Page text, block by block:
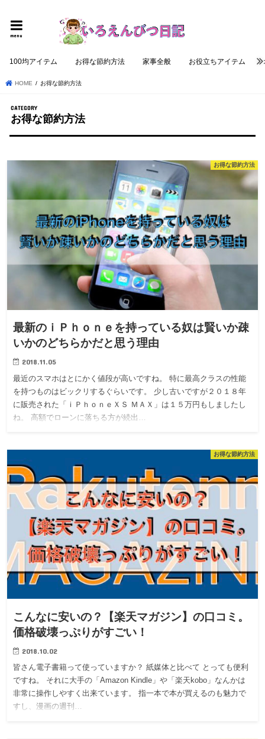
menu
100均アイテム お得な節約方法 家事全般 お役立ちアイテム
HOME お得な節約方法
お得な節約方法
お得な節約方法
最新のｉＰｈｏｎｅを持っている奴は賢いか疎
いかのどちらかだと思う理由
2018.11.05
最近のスマホはとにかく値段が高いですね。 特に最高クラスの性能
を持つものはビックリするぐらいです。 少し古いですが２０１８年
に販売された「ｉＰｈｏｎｅＸＳ ＭＡＸ」は１５万円もしましたし
ね。 高額でローンに落ちる方が続出…
お得な節約方法
こんなに安いの？【楽天マガジン】の口コミ。
価格破壊っぷりがすごい！
2018.10.02
皆さん電子書籍って使っていますか？ 紙媒体と比べて とっても便利
ですね。 それに大手の「Amazon Kindle」や「楽天kobo」なんかは
非常に操作しやすく出来ています。 指一本で本が買えるのも魅力で
すし、漫画の週刊…